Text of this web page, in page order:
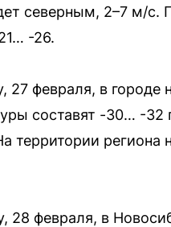
северным, 2–7 м/
-26.
27 февраля, в
составят -30… -
территории
28 февраля, в